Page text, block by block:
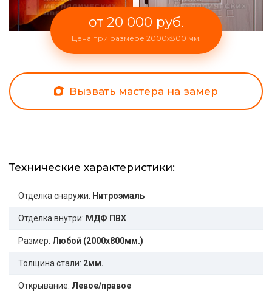
от 20 000 руб.
Цена при размере 2000x800 мм.
Вызвать мастера на замер
Технические характеристики:
Отделка снаружи: Нитроэмаль
Отделка внутри: МДФ ПВХ
Размер: Любой (2000x800мм.)
Толщина стали: 2мм.
Открывание: Левое/правое